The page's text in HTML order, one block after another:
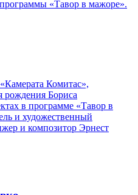
«Тавор в мажоре».
Комитас»,
рождения Бориса
в программе «Тавор в
и художественный
и композитор Эрнест